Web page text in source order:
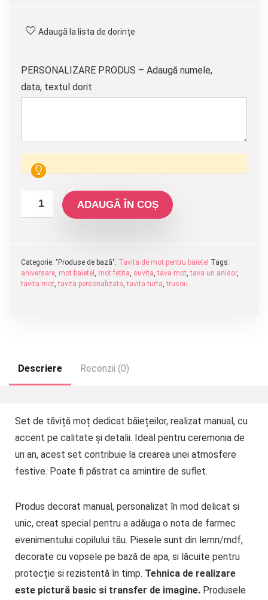
a
fost:
225.00 lei.
Adaugă la lista de dorințe
PERSONALIZARE PRODUS – Adaugă numele,
data, textul dorit
ADAUGĂ ÎN COȘ
Categorie: "Produse de bază": Tavita de mot pentru baietel Tags:
aniversare, mot baietel , mot fetita, suvita,tava mot,tava un anisor,
tavita mot,tavita personalizata,tavita turta,trusou
Descriere Recenzii (0)
Set de tăviță moț dedicat băiețeilor, realizat manual, cu
accent pe calitate și detalii. Ideal pentru ceremonia de
un an, acest set contribuie la crearea unei atmosfere
festive. Poate fi păstrat ca amintire de suflet.
Produs decorat manual, personalizat în mod delicat si
unic, creat special pentru a adăuga o nota de farmec
evenimentului copilului tău. Piesele sunt din lemn/mdf,
decorate cu vopsele pe bază de apa, si lăcuite pentru
protecție si rezistentă în timp. Tehnica de realizare
este pictură basic si transfer de imagine.Produsele